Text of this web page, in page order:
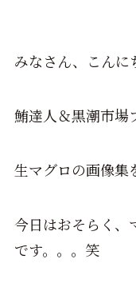
みなさん、こんに
鮪達人＆黒潮市場
生マグロの画像
今日はおそらく、
です。。。笑